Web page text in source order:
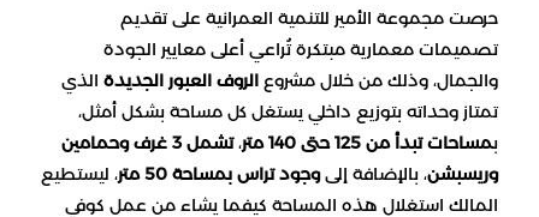
حرصت مجموعة الأمير للتنمية العمرانية على تقديم
تصميمات معمارية مبتكرة تُراعي أعلى معايير الجودة
والجمال، وذلك من خلال مشروع الروف العبور الجديدةالذي
تمتاز وحداته بتوزيع داخلي يستغل كل مساحة بشكل أمثل،
بمساحات تبدأ من 125 حتى 140 متر ،
تشمل 3 غرف وحمامين
وريسبشن، بالإضافة إلىوجود تراس بمساحة 50 متر
، ليستطيع
المالك استغلال هذه المساحة كيفما يشاء من عمل كوفي